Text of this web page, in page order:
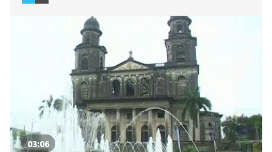
propojeno s Karibským mořem. Později přes Granadu
také vedla nejrychlejší cesta z New Yorku do San
03:06